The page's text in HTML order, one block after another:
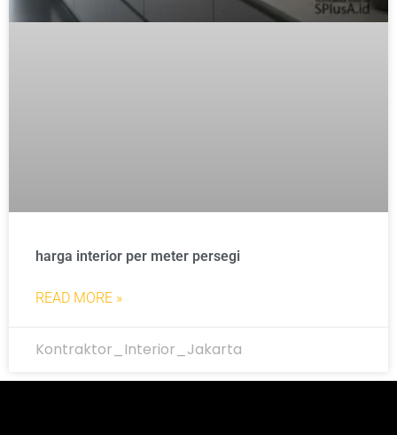
harga interior per meter persegi
READ MORE »
Kontraktor_Interior_Jakarta